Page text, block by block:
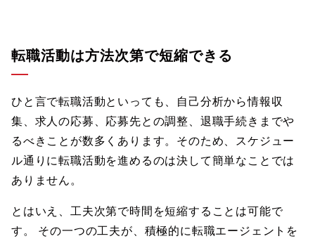
転職活動は方法次第で短縮できる
ひと言で転職活動といっても、自己分析から情報収
集、求人の応募、応募先との調整、退職手続きまでや
るべきことが数多くあります。そのため、スケジュー
ル通りに転職活動を進めるのは決して簡単なことでは
ありません。
とはいえ、工夫次第で時間を短縮することは可能で
す。 その一つの工夫が、積極的に転職エージェントを